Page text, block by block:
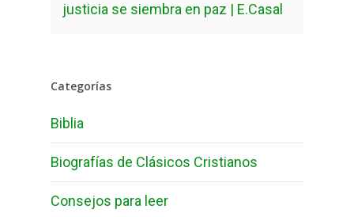
justicia se siembra en paz | E.Casal
Categorías
Biblia
Biografías de Clásicos Cristianos
Consejos para leer